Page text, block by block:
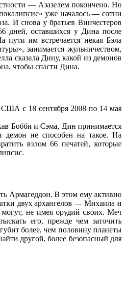
— Азазелем покончено. Но
уже началось — сотни
И снова у братьев Винчестеров
дней, оставшихся у Дина после
пути им встречается некая Бэла
занимается жульничеством,
сказала Дину, какой из демонов
чтобы спасти Дина.
США с 18 сентября 2008 по 14 мая
Бобби и Сэма, Дин принимается
демон не способен на такое. На
взлом 66 печатей, которые
Армагеддон. В этом ему активно
двух архангелов — Михаила и
не имея орудий своих. Меч
его, прежде чем заточить
более, чем половину планеты
другой, более безопасный для